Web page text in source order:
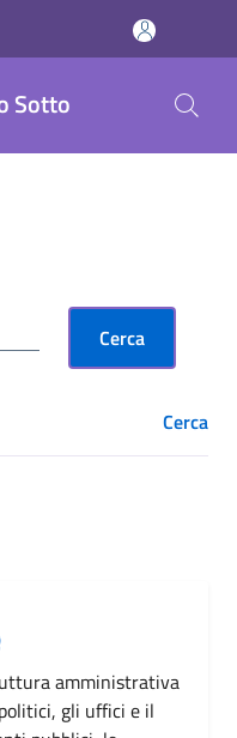
Sotto
Cerca
Cerca
amministrativa
gli uffici e il